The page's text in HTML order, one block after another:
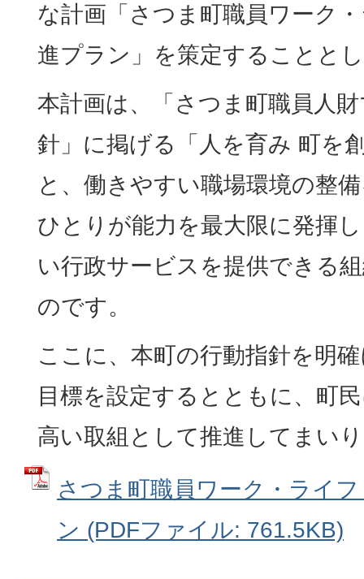
な計画「さつま町職員ワーク
進プラン」を策定することと
本計画は、「さつま町職員人
針」に掲げる「人を育み 町を
と、働きやすい職場環境の整
ひとりが能力を最大限に発揮
い行政サービスを提供できる
のです。
ここに、本町の行動指針を明
目標を設定するとともに、町
高い取組として推進してまい
さつま町職員ワーク・ライ
ン (PDFファイル: 761.5KB)